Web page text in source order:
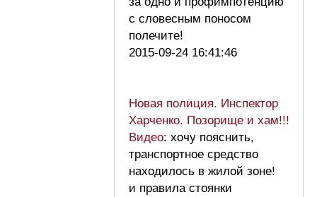
с словесным поносом
полечите!
2015-09-24 16:41:46
Новая полиция. Инспектор
Харченко. Позорище и хам!!!
Видео: хочу пояснить,
транспортное средство
находилось в жилой зоне!
и правила стоянки